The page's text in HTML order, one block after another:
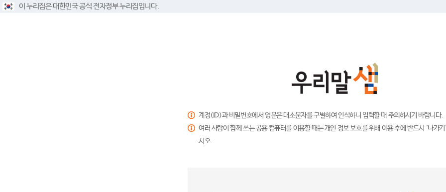
이 누리집은 대한민국 공식 전자정부 누리집입니다.
계정(ID)과 비밀번호에서 영문은 대소문자를 구별하여 인식하니 입력할 때 주의하시기 바랍니다.
여러 사람이 함께 쓰는 공용 컴퓨터를 이용할 때는 개인 정보 보호를 위해 이용 후에 반드시 '나가
시오.